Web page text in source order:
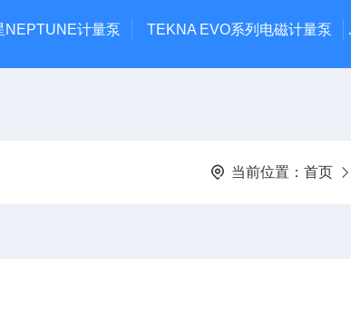
NEPTUNE计量泵 TEKNA EVO系列电磁计量泵
当前位置： 首页